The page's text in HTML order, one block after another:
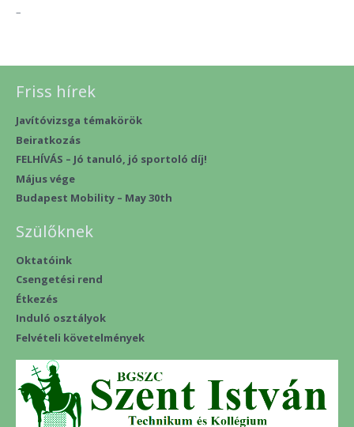
–
Friss hírek
Javítóvizsga témakörök
Beiratkozás
FELHÍVÁS – Jó tanuló, jó sportoló díj!
Május vége
Budapest Mobility – May 30th
Szülőknek
Oktatóink
Csengetési rend
Étkezés
Induló osztályok
Felvételi követelmények